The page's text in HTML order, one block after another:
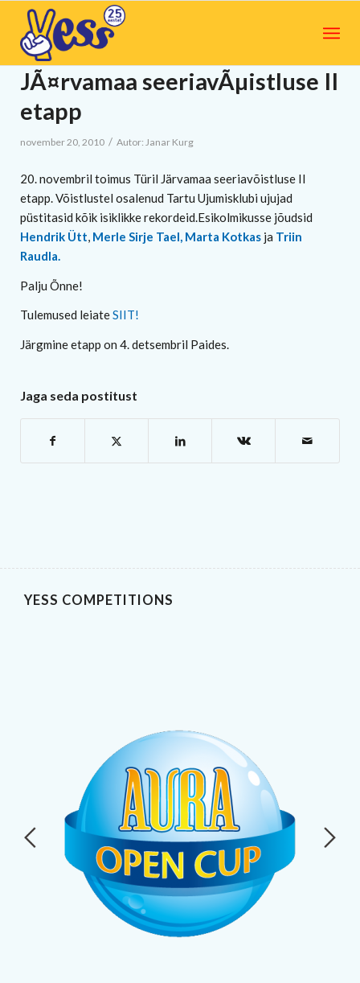
JÃ¤rvamaa seeriavÃµistluse II
etapp
november 20, 2010 / Autor: Janar Kurg
20. novembril toimus Türil Järvamaa seeriavõistluse II
etapp. Võistlustel osalenud Tartu Ujumisklubi ujujad
püstitasid kõik isiklikke rekordeid.Esikolmikusse jõudsid
Hendrik Ütt, Merle Sirje Tael, Marta Kotkas ja Triin
Raudla.
Palju Õnne!
Tulemused leiateSIIT!
Järgmine etapp on 4. detsembril Paides.
Jaga seda postitust
YESS COMPETITIONS